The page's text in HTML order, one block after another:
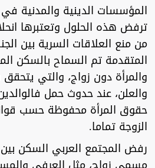
المؤسسات الدينية والمدنية في
ترفض هذه الحلول وتعتبرها
من منع العلاقات السرية بين
المتقدمة تم السماح بالسكن
والمرأة دون زواج، والتي
والعلن، عند حدوث حمل
حقوق المرأة محفوظة حسب
الزوجة تماما.
رفض المجتمع العربي السكن